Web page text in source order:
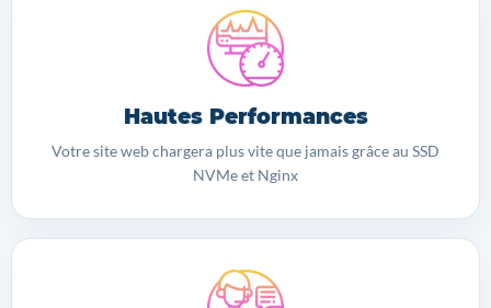
Hautes Performances
Votre site web chargera plus vite que jamais grâce au SSD
NVMe et Nginx